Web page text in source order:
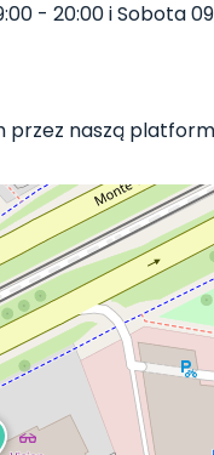
- 20:00 i Sobota
przez naszą